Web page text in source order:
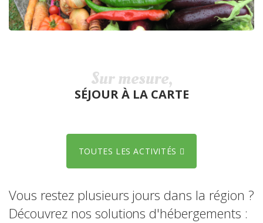
Sur mesure,
SÉJOUR À LA CARTE
TOUTES LES ACTIVITÉS
Vous restez plusieurs jours dans la région ?
Découvrez nos solutions d'hébergements :